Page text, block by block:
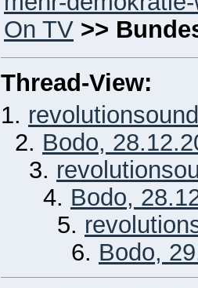
On TV >>
Thread-View:
1.
2. Bodo,
3.
4. Bodo,
5.
6. Bodo,